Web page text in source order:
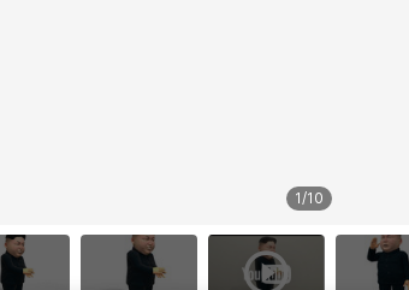
1/10